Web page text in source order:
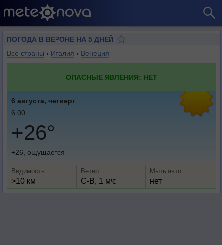
ПОГОДА В ВЕРОНЕ НА 5 ДНЕЙ
Все страны › Италия › Венеция
ОПАСНЫЕ ЯВЛЕНИЯ: НЕТ
6 августа, четверг
6:00
+26°
+26, ощущается
Видимость
>10 км
Ветер
С-В, 1 м/с
Мыть авто
нет